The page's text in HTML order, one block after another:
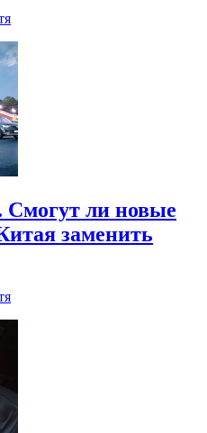
Смогут ли новые
заменить